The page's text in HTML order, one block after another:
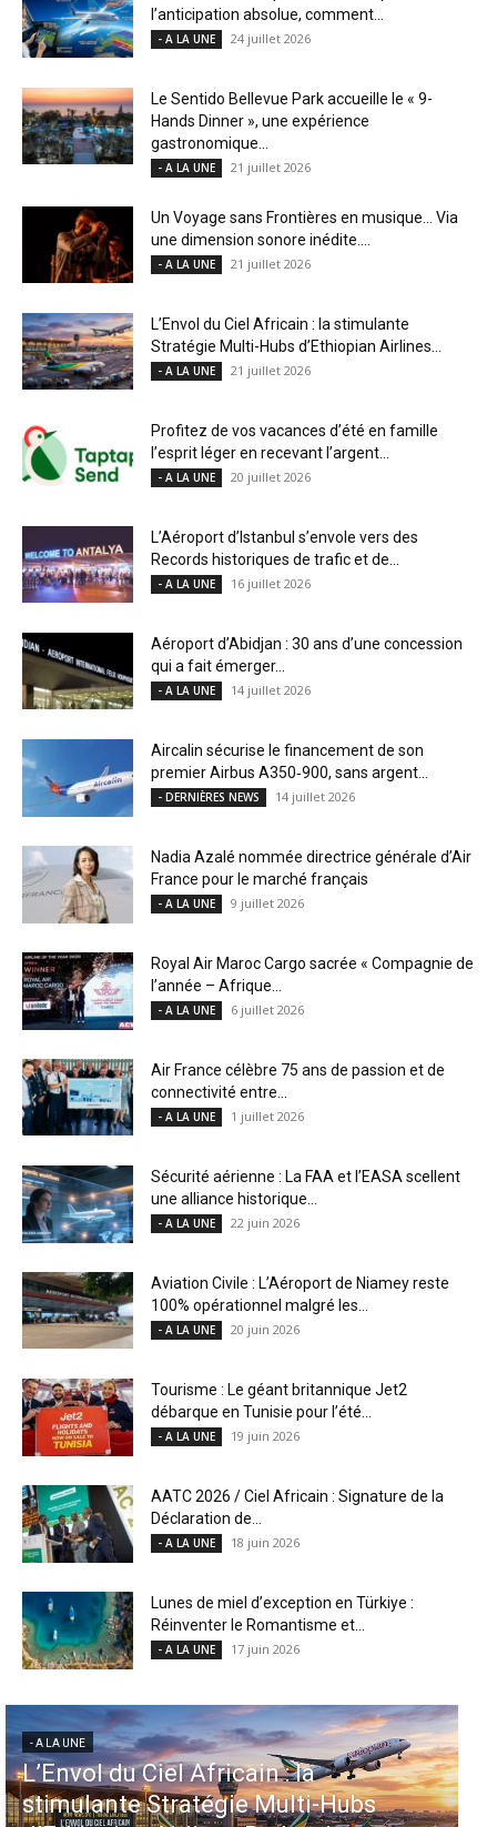
l’anticipation absolue, comment...
- A LA UNE 24 juillet 2026
Le Sentido Bellevue Park accueille le « 9-
Hands Dinner », une expérience
gastronomique...
- A LA UNE 21 juillet 2026
Un Voyage sans Frontières en musique… Via
une dimension sonore inédite....
- A LA UNE 21 juillet 2026
L’Envol du Ciel Africain : la stimulante
Stratégie Multi-Hubs d’Ethiopian Airlines...
- A LA UNE 21 juillet 2026
Profitez de vos vacances d’été en famille
l’esprit léger en recevant l’argent...
- A LA UNE 20 juillet 2026
L’Aéroport d’Istanbul s’envole vers des
Records historiques de trafic et de...
- A LA UNE 16 juillet 2026
Aéroport d’Abidjan : 30 ans d’une concession
qui a fait émerger...
- A LA UNE 14 juillet 2026
Aircalin sécurise le financement de son
premier Airbus A350‑900, sans argent...
- DERNIÈRES NEWS 14 juillet 2026
Nadia Azalé nommée directrice générale d’Air
France pour le marché français
- A LA UNE 9 juillet 2026
Royal Air Maroc Cargo sacrée « Compagnie de
l’année – Afrique...
- A LA UNE 6 juillet 2026
Air France célèbre 75 ans de passion et de
connectivité entre...
- A LA UNE 1 juillet 2026
Sécurité aérienne : La FAA et l’EASA scellent
une alliance historique...
- A LA UNE 22 juin 2026
Aviation Civile : L’Aéroport de Niamey reste
100% opérationnel malgré les...
- A LA UNE 20 juin 2026
Tourisme : Le géant britannique Jet2
débarque en Tunisie pour l’été...
- A LA UNE 19 juin 2026
AATC 2026 / Ciel Africain : Signature de la
Déclaration de...
- A LA UNE 18 juin 2026
Lunes de miel d’exception en Türkiye :
Réinventer le Romantisme et...
- A LA UNE 17 juin 2026
- A LA UNE
Aéroports US : les
injectent 870 millions
: la
Multi-Hubs